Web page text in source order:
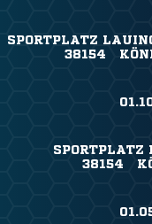
SPORTPLATZ
38154
SPORTPLATZ
38154